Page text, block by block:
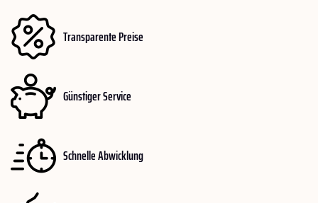
Transparente Preise
Günstiger Service
Schnelle Abwicklung